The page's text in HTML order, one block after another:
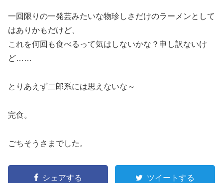
一回限りの一発芸みたいな物珍しさだけのラーメンとして
はありかもだけど、
これを何回も食べるって気はしないかな？申し訳ないけ
ど……
とりあえず二郎系には思えないな～
完食。
ごちそうさまでした。
シェアする ツイートする